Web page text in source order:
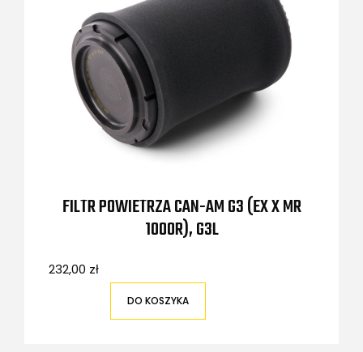
FILTR POWIETRZA CAN-AM G3 (EX X MR
1000R), G3L
232,00 zł
DO KOSZYKA